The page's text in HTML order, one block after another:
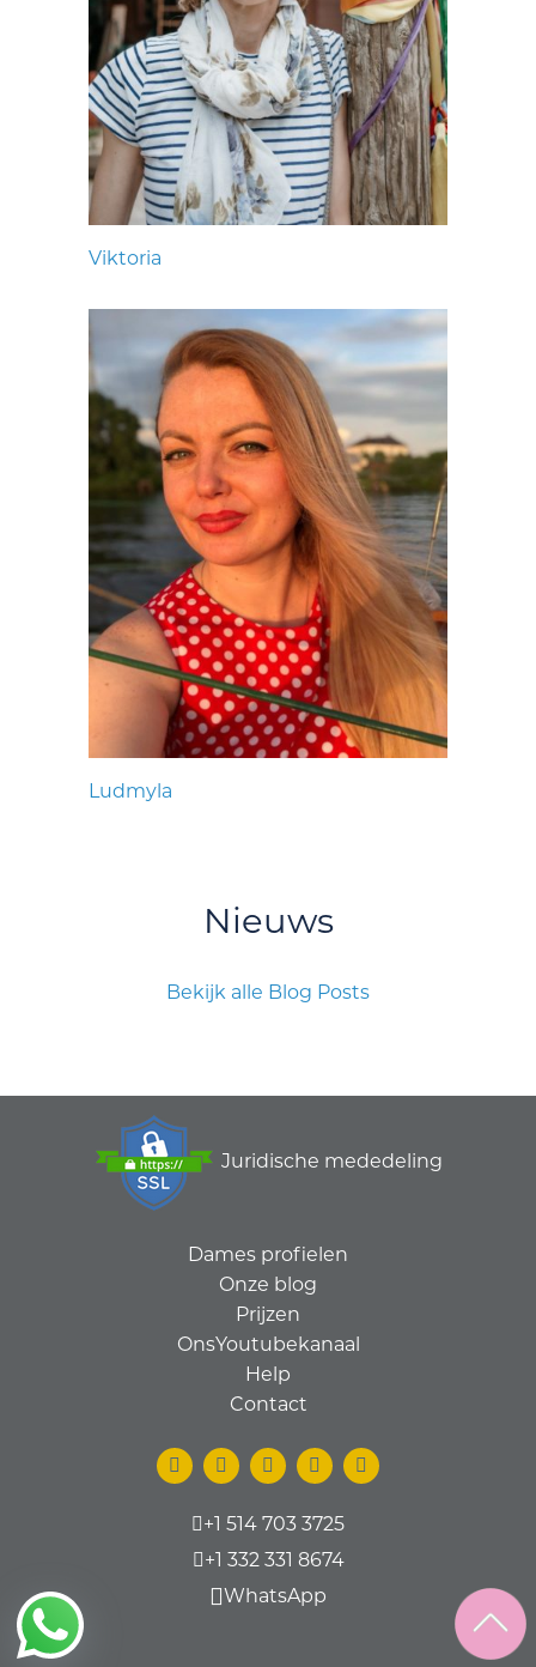
Viktoria
Ludmyla
Nieuws
Bekijk alle Blog Posts
Juridische mededeling
Dames profielen
Onze blog
Prijzen
OnsYoutubekanaal
Help
Contact
+1 514 703 3725
+1 332 331 8674
WhatsApp